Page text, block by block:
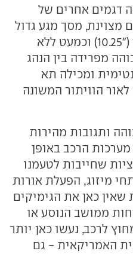
דגמים אחרים של
מצוינת, מסך מגע גדול
("15), לוח מחוונים דיגיטלי ("10.25) וכמעט ללא
מפרידה בין הנהג
ומכילה תא
הוויתור המשונה
ותגובות מהירות
הרכב באופן
שחייבות לטעמנו
מיזוג, הפעלת אורות
שאין כאן את הגימיקים
ממושב הנוסע או
לרכב, נעשו כאן יותר
האמריקאית - גם